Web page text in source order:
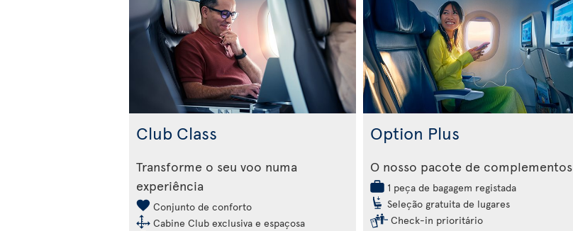
Club Class
Transforme o seu voo numa
experiência
Conjunto de conforto
Cabine Club exclusiva e espaçosa
Option Plus
O nosso pacote de complementos
1 peça de bagagem registada
Seleção gratuita de lugares
Check-in prioritário